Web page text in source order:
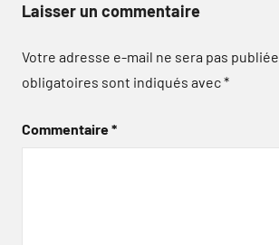
Laisser un commentaire
Votre adresse e-mail ne sera pas publiée.
obligatoires sont indiqués avec*
Commentaire*